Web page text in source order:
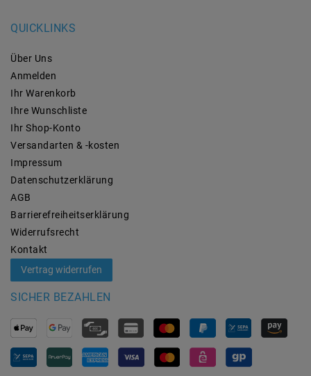
QUICKLINKS
Über Uns
Anmelden
Ihr Warenkorb
Ihre Wunschliste
Ihr Shop-Konto
Versandarten & -kosten
Impressum
Daten­schutz­erklärung
AGB
Barrierefreiheitserklärung
Widerrufs­recht
Kontakt
Vertrag widerrufen
SICHER BEZAHLEN